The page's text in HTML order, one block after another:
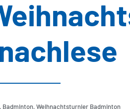
, Badminton,Weihnachtsturnier Badminton